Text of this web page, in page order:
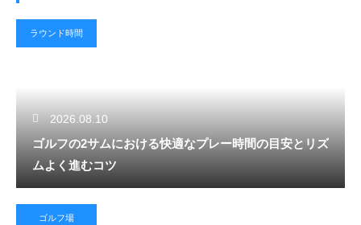
ラウンド時間
2026.08.10
ゴルフの2サムにおける快適なプレー時間の目安とリズ
ムよく進むコツ
ゴルフ場